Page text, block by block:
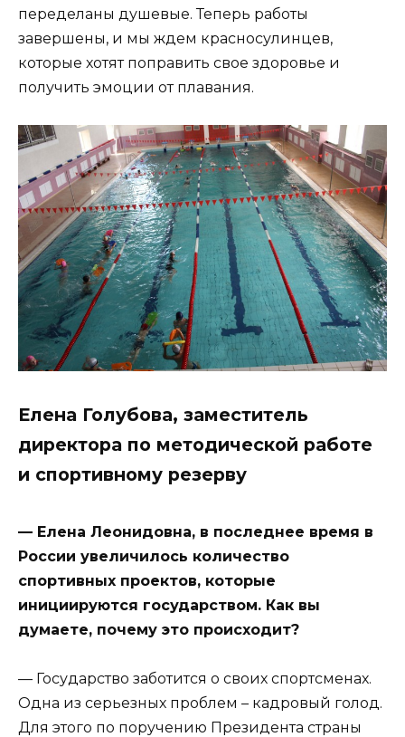
переделаны душевые. Теперь работы
завершены, и мы ждем красносулинцев,
которые хотят поправить свое здоровье и
получить эмоции от плавания.
Елена Голубова, заместитель
директора по методической работе
и спортивному резерву
— Елена Леонидовна, в последнее время в
России увеличилось количество
спортивных проектов, которые
инициируются государством. Как вы
думаете, почему это происходит?
— Государство заботится о своих спортсменах.
Одна из серьезных проблем – кадровый голод.
Для этого по поручению Президента страны